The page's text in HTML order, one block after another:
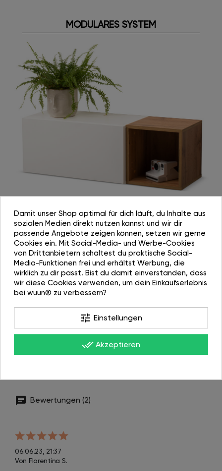
MODULARES SYSTEM
LIEFERUMFANG
Breite I Höhe
I Tiefe
Einlegeböden
höhenverstellbar
30cm I 60cm
1
Bewertungen (2)
06.06.23, 21:37
Von Florentina S.
Damit unser Shop optimal für dich läuft, du Inhalte aus
sozialen Medien direkt nutzen kannst und wir dir
passende Angebote zeigen können, setzen wir gerne
Cookies ein. Mit Social-Media- und Werbe-Cookies
von Drittanbietern schaltest du praktische Social-
Media-Funktionen frei und erhältst Werbung, die
wirklich zu dir passt. Bist du damit einverstanden, dass
wir diese Cookies verwenden, um dein Einkaufserlebnis
bei wuun® zu verbessern?
tune Einstellungen
done_all Akzeptieren